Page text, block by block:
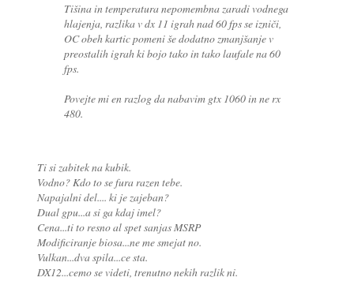
Tišina in temperatura nepomembna zaradi vodnega
hlajenja, razlika v dx 11 igrah nad 60 fps se izniči,
OC obeh kartic pomeni še dodatno zmanjšanje v
preostalih igrah ki bojo tako in tako laufale na 60
fps.
Povejte mi en razlog da nabavim gtx 1060 in ne rx
480.
Ti si zabitek na kubik.
Vodno? Kdo to se fura razen tebe.
Napajalni del.... ki je zajeban?
Dual gpu...a si ga kdaj imel?
Cena...ti to resno al spet sanjas MSRP
Modificiranje biosa...ne me smejat no.
Vulkan...dva spila...ce sta.
DX12...cemo se videti, trenutno nekih razlik ni.